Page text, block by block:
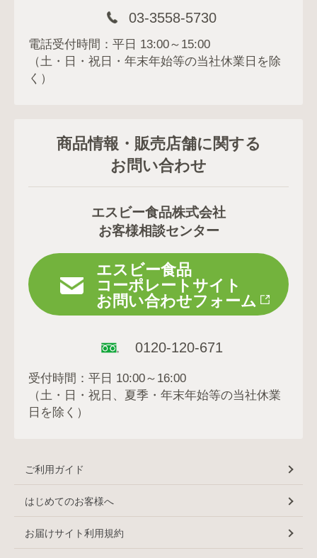
03-3558-5730
電話受付時間：平日 13:00～15:00
（土・日・祝日・年末年始等の当社休業日を除
く）
商品情報・販売店舗に関する
お問い合わせ
エスビー食品株式会社
お客様相談センター
エスビー食品
コーポレートサイト
お問い合わせフォーム
0120-120-671
受付時間：平日 10:00～16:00
（土・日・祝日、夏季・年末年始等の当社休業
日を除く）
ご利用ガイド
はじめてのお客様へ
お届けサイト利用規約